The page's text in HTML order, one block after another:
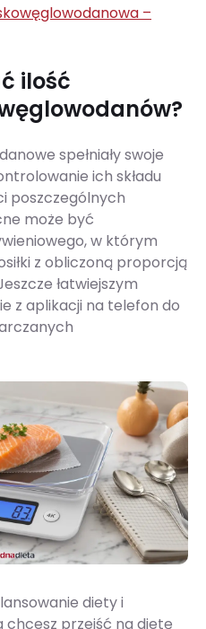
–
ilość
spełniały swoje
ich składu
poszczególnych
może być
w którym
z obliczoną proporcją
łatwiejszym
z aplikacji na telefon do
diety i
chcesz przejść na dietę